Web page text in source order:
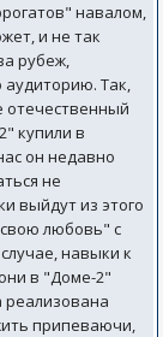
навалом,
и не так
рубеж,
Так,
отечественный
купили в
он недавно
не
выйдут из этого
любовь" с
навыки к
в "Доме-2"
реализована
припеваючи,